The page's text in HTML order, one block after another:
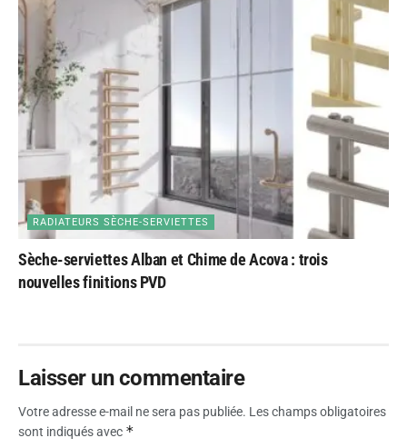
RADIATEURS SÈCHE-SERVIETTES
Sèche-serviettes Alban et Chime de Acova : trois
nouvelles finitions PVD
Laisser un commentaire
Votre adresse e-mail ne sera pas publiée. Les champs obligatoires
sont indiqués avec *